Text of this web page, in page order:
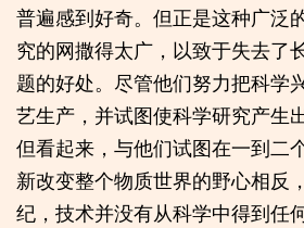
普遍感到好奇。但正是这种广泛
究的网撒得太广，以致于失去了
题的好处。尽管他们努力把科学
艺生产，并试图使科学研究产生
但看起来，与他们试图在一到二
新改变整个物质世界的野心相反
纪，技术并没有从科学中得到任